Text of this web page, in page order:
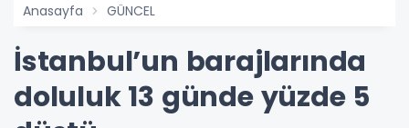
Anasayfa GÜNCEL
İstanbul’un barajlarında
doluluk 13 günde yüzde 5